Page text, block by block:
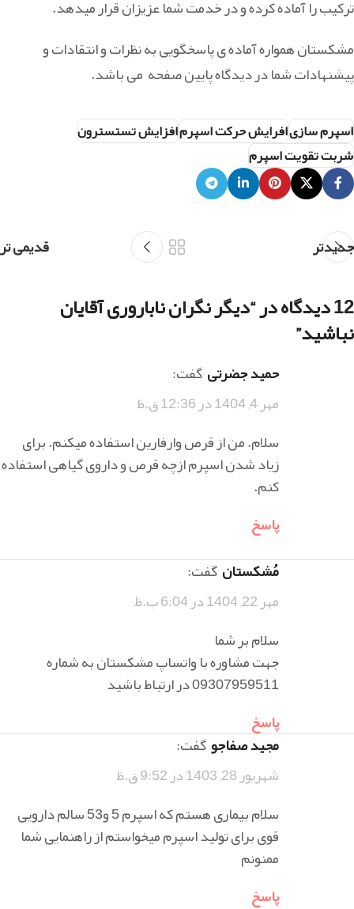
ترکیب را آماده کرده و در خدمت شما عزیزان قرار میدهد.
مشکستان همواره آماده ی پاسخگویی به نظرات و انتقادات و
پیشنهادات شما در دیدگاه پایین صفحه می باشد.
اسپرم سازیافرایش حرکت اسپرمافزایش تستسترون
شربت تقویت اسپرم
جدیدتر قدیمی تر
12 دیدگاه در “ دیگر نگران ناباروری آقایان
نباشید”
حمید جضرتیگفت:
مهر 4, 1404 در 12:36 ق.ظ
سلام. من از قرص وارفارین استفاده میکنم. برای
زیاد شدن اسپرم ازچه قرص و داروی گیاهی استفاده
کنم.
پاسخ
مُشکستانگفت:
مهر 22, 1404 در 6:04 ب.ظ
سلام بر شما
جهت مشاوره با واتساپ مشکستان به شماره
09307959511 در ارتباط باشید
پاسخ
مجید صفاجوگفت:
شهریور 28, 1403 در 9:52 ق.ظ
سلام بیماری هستم که اسپرم 5 و53 سالم دارویی
قوی برای تولید اسپرم میخواستم از راهنمایی شما
ممنونم
پاسخ